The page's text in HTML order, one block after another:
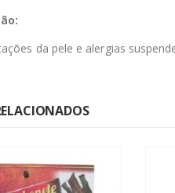
da pele e alergias